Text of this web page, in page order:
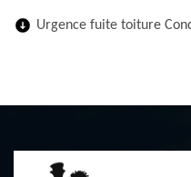
Urgence fuite toiture